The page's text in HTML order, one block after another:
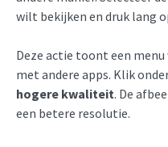
wilt bekijken en druk lang
Deze actie toont een
met andere apps. Klik
hogere kwaliteit. De
een betere resolutie.